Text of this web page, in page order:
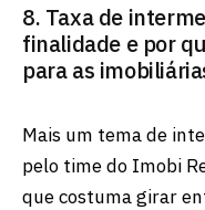
8. Taxa de
finalidade e por
para as
Mais um tema de
pelo time do Imobi
que costuma girar